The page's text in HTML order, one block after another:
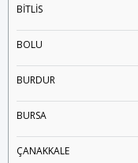
BİTLİS
BOLU
BURDUR
BURSA
ÇANAKKALE